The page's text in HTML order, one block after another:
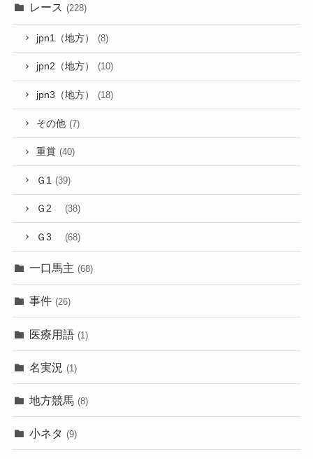
レース (228)
jpn1（地方） (8)
jpn2（地方） (10)
jpn3（地方） (18)
その他 (7)
重賞 (40)
Ｇ1 (39)
Ｇ2 (38)
Ｇ3 (68)
一口馬主 (68)
事件 (26)
医療用語 (1)
名実況 (1)
地方競馬 (8)
小ネタ (9)